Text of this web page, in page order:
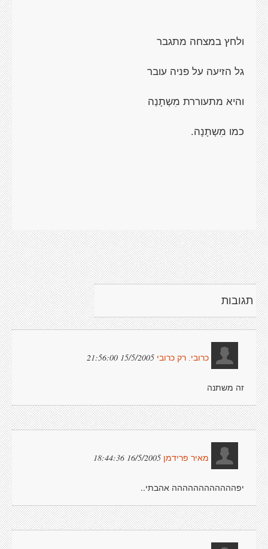
ולחץ במצחה מתגבר
גל הזיעה על פניה עובר
והיא מתעוררת מִשְתָנַה
כמו מִשְתָנָה.
תגובות
כרובי. רק כרובי 15/5/2005 21:56:00
זה משתנה
מאיר פרידמן 16/5/2005 18:44:36
יפהההההההההההה אהבתי..